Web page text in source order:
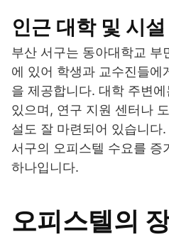
인근 대학 및 시설
부산 서구는 동아대학교 부
에 있어 학생과 교수진들에
을 제공합니다. 대학 주변
있으며, 연구 지원 센터나
설도 잘 마련되어 있습니다
서구의 오피스텔 수요를 증
하나입니다.
오피스텔의